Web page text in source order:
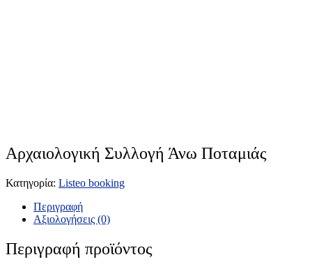
Αρχαιολογική Συλλογή Άνω Ποταμιάς
Κατηγορία: Listeo booking
Περιγραφή
Αξιολογήσεις (0)
Περιγραφή προϊόντος